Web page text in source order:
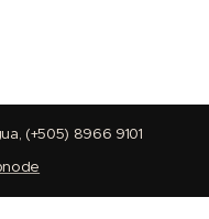
(+505) 8966 9101